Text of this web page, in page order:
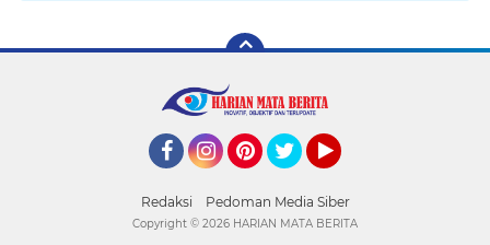
Redaksi Pedoman Media Siber
Copyright © 2026 HARIAN MATA BERITA